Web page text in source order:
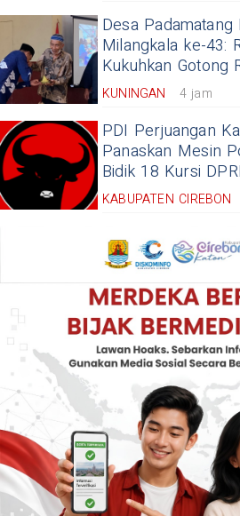
Desa
Milangkala ke-43:
Kukuhkan Gotong
KUNINGAN 4 jam
PDI Perjuangan
Panaskan Mesin
Bidik 18 Kursi
KABUPATEN CIREBON